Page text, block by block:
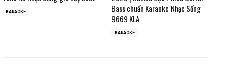
KARAOKE
Bass chuẩn Karaoke Nhạc Sống
9669 KLA
KARAOKE